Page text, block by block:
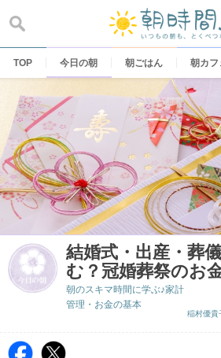
content
TOP 今日の朝 朝ごはん 朝カフ
結婚式・出産・葬
む？冠婚葬祭のお
稲村優貴
朝のスキマ時間に学ぶ♪家計
管理・お金の基本